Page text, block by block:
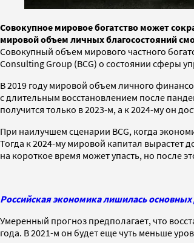
Совокупное мировое богатство может
мировой объем личных благосостояний
Совокупный объем мирового частного
Consulting Group (BCG) о состоянии сферы
В 2019 году мировой объем личного
с длительным восстановлением после
получится только в 2023-м, а к 2024-му он
При наилучшем сценарии BCG, когда
Тогда к 2024-му мировой капитал вырастет
на короткое время может упасть, но после
Российская экономика лишилась основных
Умеренный прогноз предполагает, что
года. В 2021-м он будет еще чуть меньше